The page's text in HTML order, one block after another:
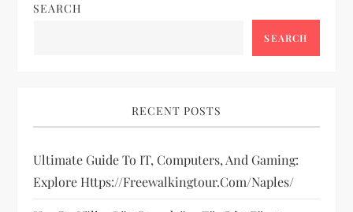
a
g
a
SEARCH
SEARCH
RECENT POSTS
Ultimate Guide To IT, Computers, And Gaming:
Explore Https://freewalkingtour.com/naples/